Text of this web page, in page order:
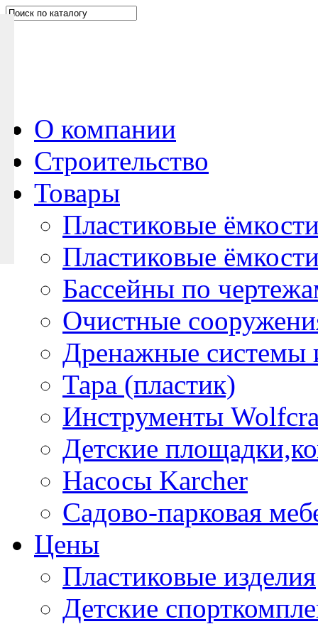
О компании
Строительство
Товары
Пластиковые
Пластиковые
Бассейны по
Очистные
Дренажные системы
Тара (пластик)
Инструменты
Детские
Насосы Karcher
Садово-парковая
Цены
Пластиковые изделия
Детские